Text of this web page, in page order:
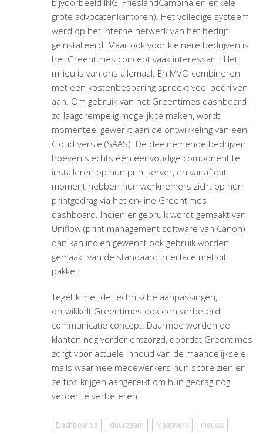
bijvoorbeeld ING, FrieslandCampina en enkele
grote advocatenkantoren). Het volledige systeem
werd op het interne netwerk van het bedrijf
geïnstalleerd. Maar ook voor kleinere bedrijven is
het Greentimes concept vaak interessant. Het
milieu is van ons allemaal. En MVO combineren
met een kostenbesparing spreekt veel bedrijven
aan. Om gebruik van het Greentimes dashboard
zo laagdrempelig mogelijk te maken, wordt
momenteel gewerkt aan de ontwikkeling van een
Cloud-versie (SAAS). De deelnemende bedrijven
hoeven slechts één eenvoudige component te
installeren op hun printserver, en vanaf dat
moment hebben hun werknemers zicht op hun
printgedrag via het on-line Greentimes
dashboard. Indien er gebruik wordt gemaakt van
Uniflow (print management software van Canon)
dan kan indien gewenst ook gebruik worden
gemaakt van de standaard interface met dit
pakket.
Tegelijk met de technische aanpassingen,
ontwikkelt Greentimes ook een verbeterd
communicatie concept. Daarmee worden de
klanten nog verder ontzorgd, doordat Greentimes
zorgt voor actuele inhoud van de maandelijkse e-
mails waarmee medewerkers hun score zien en
ze tips krijgen aangereikt om hun gedrag nog
verder te verbeteren.
Dashboards duurzaam Maatwerk nieuws